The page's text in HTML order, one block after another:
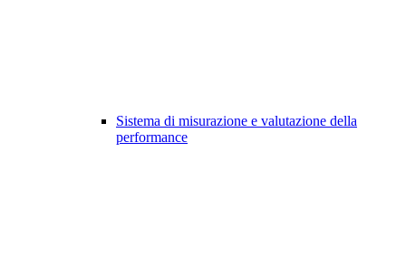
Sistema di misurazione e valutazione della
performance